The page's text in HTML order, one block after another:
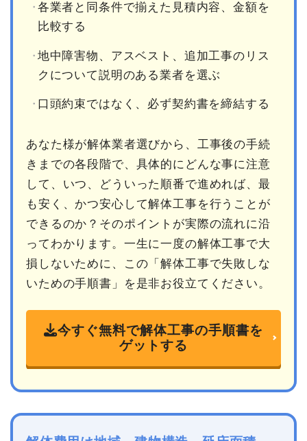
各業者と同条件で揃えた見積内容、金額を
比較する
地中障害物、アスベスト、追加工事のリス
クについて説明のある業者を選ぶ
口頭約束ではなく、必ず契約書を締結する
あなた様が解体業者選びから、工事後の手続
きまでの各段階で、具体的にどんな事に注意
して、いつ、どういった順番で進めれば、最
も安く、かつ安心して解体工事を行うことが
できるのか？そのポイントが実際の流れに沿
ってわかります。一生に一度の解体工事で大
損しないために、この「解体工事で失敗しな
いための手順書」を是非お役立てください。
今すぐ無料で解体工事の手順書を
ゲットする